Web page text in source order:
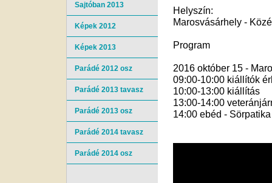
Helyszín:
Marosvásárhely -
Program
2016 október 15 -
09:00-10:00 kiállítók
10:00-13:00 kiállítás
13:00-14:00
14:00 ebéd - Sörpatika
Sajtóban 2013
Képek 2012
Képek 2013
Parádé 2012 osz
Parádé 2013 tavasz
Parádé 2013 osz
Parádé 2014 tavasz
Parádé 2014 osz